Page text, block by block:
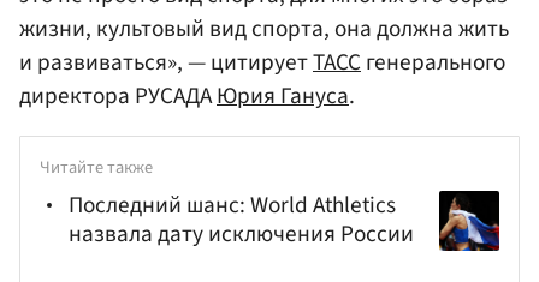
жизни, культовый вид спорта, она должна жить
и развиваться», — цитируетТАССгенерального
директора РУСАДАЮрия Гануса.
Читайте также
Последний шанс: World Athletics
назвала дату исключения России